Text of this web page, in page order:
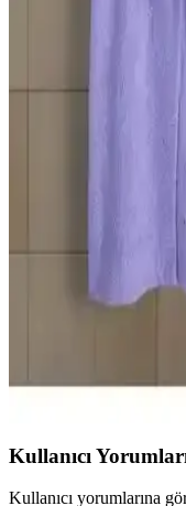
Bu makalede, organik
kalitesi, emicilik ve
Model Home ve
Malzeme,
İki bornoz modeli,
bildirimleriyle detaylı
özellikleriyle öne çıkan
Rozet Tekstil Lila
Unisex Pamuklu
Rozet Tekstil'in Lila
aralığında uniseks
nemi emer ve nefes
Kullanıcı
Kullanıcı yorumlarına